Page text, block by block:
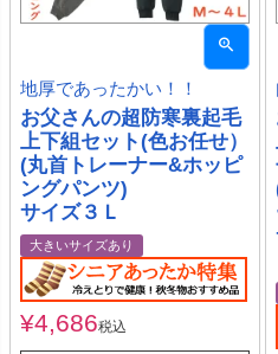
地厚であったかい！！
お父さんの超防寒裏起毛
上下組セット(色お任せ）
(丸首トレーナー&ホッピ
ングパンツ)
サイズ３Ｌ
大きいサイズあり
¥4,686税込